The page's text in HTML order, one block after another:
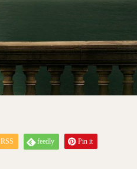
RSS feedly Pin it